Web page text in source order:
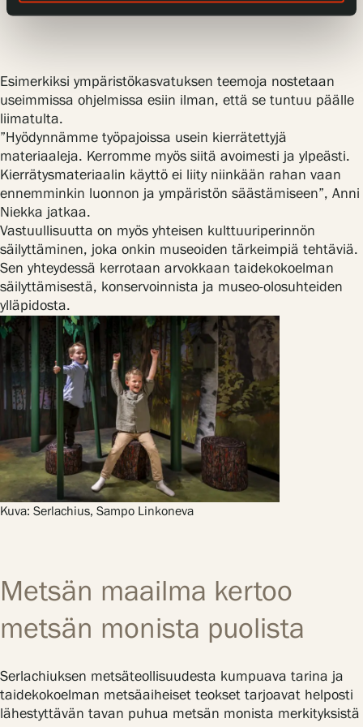
Esimerkiksi ympäristökasvatuksen teemoja nostetaan
useimmissa ohjelmissa esiin ilman, että se tuntuu päälle
liimatulta.
”Hyödynnämme työpajoissa usein kierrätettyjä
materiaaleja. Kerromme myös siitä avoimesti ja ylpeästi.
Kierrätysmateriaalin käyttö ei liity niinkään rahan vaan
ennemminkin luonnon ja ympäristön säästämiseen”, Anni
Niekka jatkaa.
Vastuullisuutta on myös yhteisen kulttuuriperinnön
säilyttäminen, joka onkin museoiden tärkeimpiä tehtäviä.
Sen yhteydessä kerrotaan arvokkaan taidekokoelman
säilyttämisestä, konservoinnista ja museo-olosuhteiden
ylläpidosta.
Kuva: Serlachius, Sampo Linkoneva
Metsän maailma kertoo
metsän monista puolista
Serlachiuksen metsäteollisuudesta kumpuava tarina ja
taidekokoelman metsäaiheiset teokset tarjoavat helposti
lähestyttävän tavan puhua metsän monista merkityksistä